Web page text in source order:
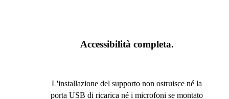
Accessibilità completa.
L'installazione del supporto non ostruisce né la
porta USB di ricarica né i microfoni se montato